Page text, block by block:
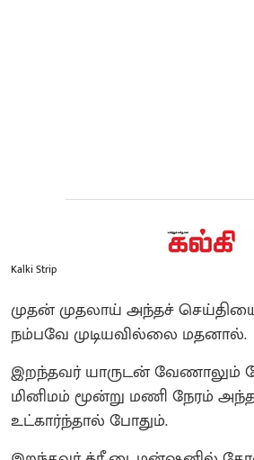
Kalki Strip
முதன் முதலாய் அந்தச்
நம்பவே முடியவில்லை மதனால்.
இறந்தவர் யாருடன் வேணாலும்
மினிமம் மூன்று மணி நேரம்
உட்கார்ந்தால் போதும்.